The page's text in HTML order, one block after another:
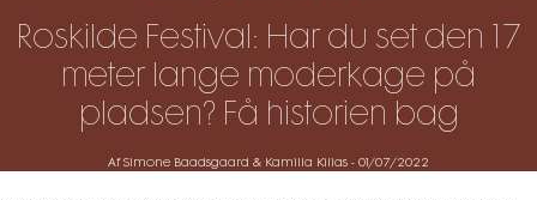
Roskilde Festival: Har du set den 17
meter lange moderkage på
pladsen? Få historien bag
Af Simone Baadsgaard & Kamilla Kilias - 01/07/2022